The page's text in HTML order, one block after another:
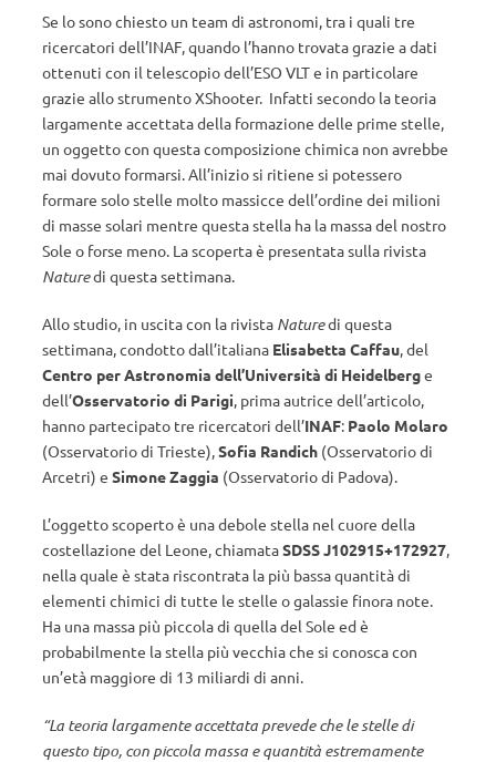
Se lo sono chiesto un team di astronomi, tra i quali tre
ricercatori dell’INAF, quando l’hanno trovata grazie a dati
ottenuti con il telescopio dell’ESO VLT e in particolare
grazie allo strumento XShooter. Infatti secondo la teoria
largamente accettata della formazione delle prime stelle,
un oggetto con questa composizione chimica non avrebbe
mai dovuto formarsi. All’inizio si ritiene si potessero
formare solo stelle molto massicce dell’ordine dei milioni
di masse solari mentre questa stella ha la massa del nostro
Sole o forse meno. La scoperta è presentata sulla rivista
Naturedi questa settimana.
Allo studio, in uscita con la rivista Naturedi questa
settimana, condotto dall’italiana Elisabetta Caffau, del
Centro per Astronomia dell’Università di Heidelberge
dell’Osservatorio di Parigi, prima autrice dell’articolo,
hanno partecipato tre ricercatori dell’INAF: Paolo Molaro
(Osservatorio di Trieste),Sofia Randich (Osservatorio di
Arcetri) e Simone Zaggia (Osservatorio di Padova).
L’oggetto scoperto è una debole stella nel cuore della
costellazione del Leone, chiamataSDSS J102915+172927,
nella quale è stata riscontrata la più bassa quantità di
elementi chimici di tutte le stelle o galassie finora note.
Ha una massa più piccola di quella del Sole ed è
probabilmente la stella più vecchia che si conosca con
un’età maggiore di 13 miliardi di anni.
“La teoria largamente accettata prevede che le stelle di
questo tipo, con piccola massa e quantità estremamente